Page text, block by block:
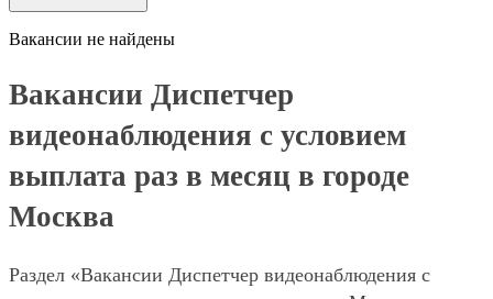
Вакансии не найдены
Вакансии Диспетчер
видеонаблюдения с условием
выплата раз в месяц в городе
Москва
Раздел «Вакансии Диспетчер видеонаблюдения с